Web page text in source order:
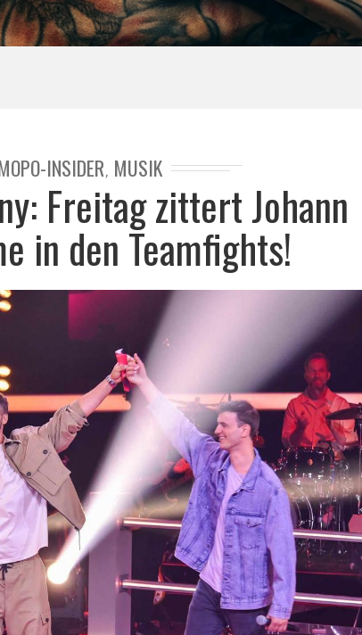
INSIDER, MUSIK
Freitag zittert Johann
in den Teamfights!